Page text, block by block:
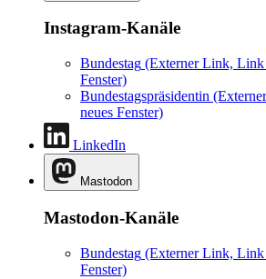
Instagram-Kanäle
Bundestag (Externer Link, Link
Fenster)
Bundestagspräsidentin
neues Fenster)
LinkedIn
Mastodon
Mastodon-Kanäle
Bundestag (Externer Link, Link
Fenster)